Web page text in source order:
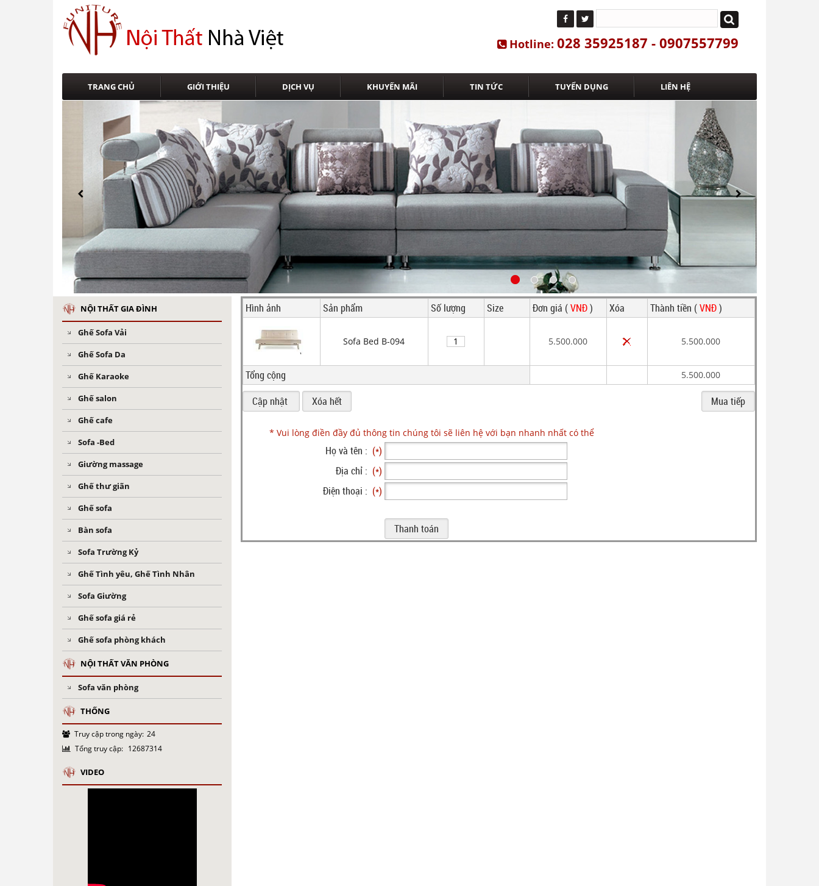
Hotline: 028 35925187 - 0907557799
TRANG CHỦ GIỚI THIỆU DỊCH VỤ KHUYẾN MÃI TIN TỨC TUYỂN DỤNG LIÊN HỆ
NỘI THẤT GIA ĐÌNH
Ghế Sofa Vải
Ghế Sofa Da
Ghế Karaoke
Ghế salon
Ghế cafe
Sofa -Bed
Giường massage
Ghế thư giãn
Ghế sofa
Bàn sofa
Sofa Trường Kỷ
Ghế Tình yêu, Ghế Tình Nhân
Sofa Giường
Ghế sofa giá rẻ
Ghế sofa phòng khách
NỘI THẤT VĂN PHÒNG
Sofa văn phòng
THỐNG
Truy cập trong ngày: 24
Tổng truy cập: 12687314
VIDEO
Hình ảnh Sản phẩm Số lượng Size Đơn giá (VNĐ) Xóa Thành tiền (VNĐ)
Sofa Bed B-094 5.500.000 5.500.000
Tổng cộng 5.500.000
* Vui lòng điền đầy đủ thông tin chúng tôi sẽ liên hệ với bạn nhanh nhất có thể
Họ và tên : (*)
Địa chỉ : (*)
Điện thoại : (*)